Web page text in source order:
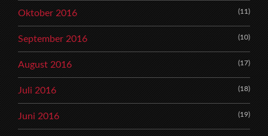
Oktober 2016 (11)
September 2016 (10)
August 2016 (17)
Juli 2016 (18)
Juni 2016 (19)